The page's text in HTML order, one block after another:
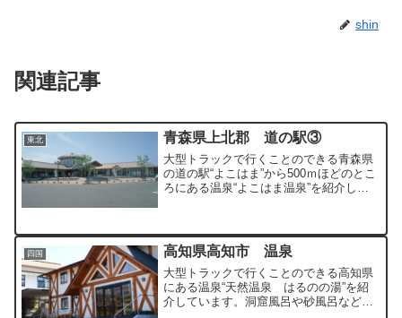
shin
関連記事
東北 青森県上北郡 道の駅③
大型トラックで行くことのできる青森県
の道の駅“よこはま”から500ｍほどのとこ
ろにある温泉“よこはま温泉”を紹介して
四国 高知県高知市 温泉
大型トラックで行くことのできる高知県
にある温泉“天然温泉 はるのの湯”を紹
介しています。洞窟風呂や砂風呂などほ